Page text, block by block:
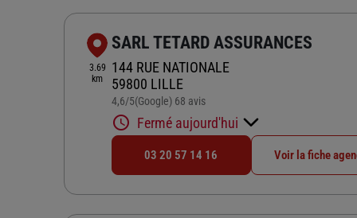
3.69
km
SARL TETARD ASSURANCES
144 RUE NATIONALE
59800 LILLE
4,6/5Note de 4.6 sur 5
(Google) 68 avis
Fermé aujourd'hui
03 20 57 14 16 Voir la fiche